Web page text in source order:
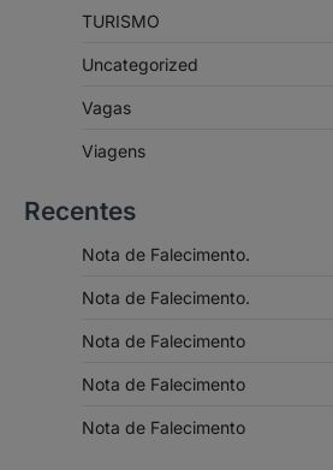
TURISMO
Uncategorized
Vagas
Viagens
Recentes
Nota de Falecimento.
Nota de Falecimento.
Nota de Falecimento
Nota de Falecimento
Nota de Falecimento